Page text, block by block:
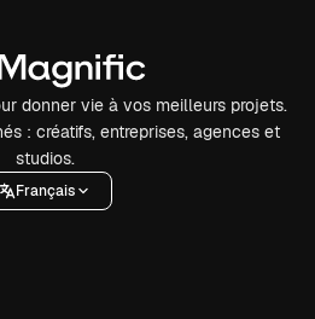
donner vie à vos meilleurs projets.
: créatifs, entreprises, agences et
studios.
Français